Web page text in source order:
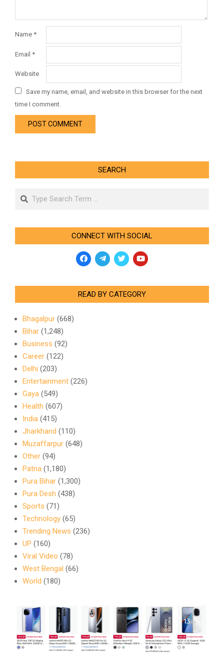
Name *
Email *
Website
Save my name, email, and website in this browser for the next
time I comment.
SEARCH
Search
CONNECT WITH SOCIAL
READ BY CATEGORY
Bhagalpur (668)
Bihar (1,248)
Business (92)
Career (122)
Delhi (203)
Entertainment (226)
Gaya (549)
Health (607)
India (415)
Jharkhand (110)
Muzaffarpur (648)
Other (94)
Patna (1,180)
Pura Bihar (1,300)
Pura Desh (438)
Sports (71)
Technology (65)
Trending News (236)
UP (160)
Viral Video (78)
West Bengal (66)
World (180)